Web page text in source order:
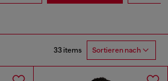
33 items Sortieren nach